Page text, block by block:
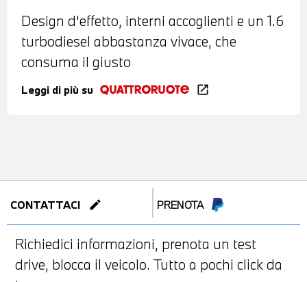
Design d'effetto, interni accoglienti e un 1.6
turbodiesel abbastanza vivace, che
consuma il giusto
Leggi di più su open_in_new
CONTATTACI edit PRENOTA
Richiedici informazioni, prenota un test
drive, blocca il veicolo. Tutto a pochi click da